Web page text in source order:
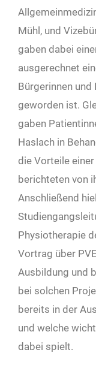
Mühl, und
gaben dabei
ausgerechnet
Bürgerinnen und
geworden ist.
gaben
Haslach in
die Vorteile
berichteten von
Anschließend
Physiotherapie
Vortrag über
Ausbildung und
bei solchen
bereits in der
und welche
dabei spielt.